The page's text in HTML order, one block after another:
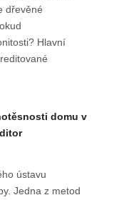
dřevěné
Hlavní
domu v
ústavu
Jedna z metod